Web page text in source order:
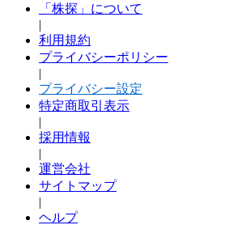
「株探」について
|
利用規約
プライバシーポリシー
|
プライバシー設定
特定商取引表示
|
採用情報
|
運営会社
サイトマップ
|
ヘルプ